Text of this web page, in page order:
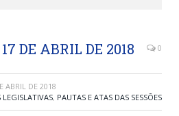
DE ABRIL DE 2018 0
ABRIL DE 2018
LEGISLATIVAS, PAUTAS E ATAS DAS SESSÕES